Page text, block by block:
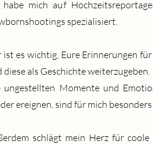
habe mich auf
spezialisiert.
ist es wichtig, Eure Erinnerungen
diese als Geschichte weiterzugeben.
ungestellten Momente und
ereignen, sind für mich
schlägt mein Herz für coole